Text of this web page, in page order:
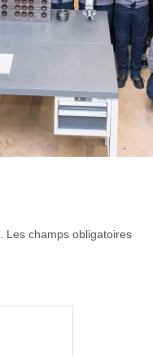
Les champs obligatoires